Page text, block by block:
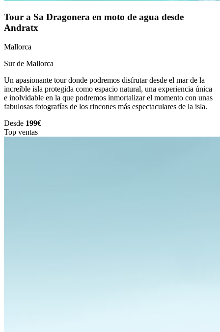
Tour a Sa Dragonera en moto de agua desde
Andratx
Mallorca
Sur de Mallorca
Un apasionante tour donde podremos disfrutar desde el mar de la
increíble isla protegida como espacio natural, una experiencia única
e inolvidable en la que podremos inmortalizar el momento con unas
fabulosas fotografías de los rincones más espectaculares de la isla.
Desde 199€
Top ventas